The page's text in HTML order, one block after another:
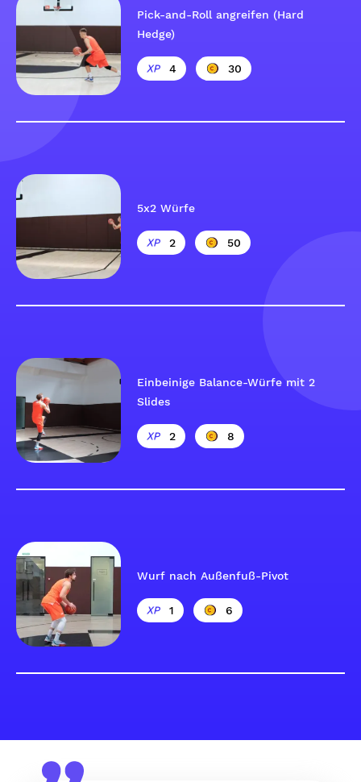
Pick-and-Roll angreifen (Hard
Hedge)
4 30
5x2 Würfe
2 50
Einbeinige Balance-Würfe mit 2
Slides
2 8
Wurf nach Außenfuß-Pivot
1 6